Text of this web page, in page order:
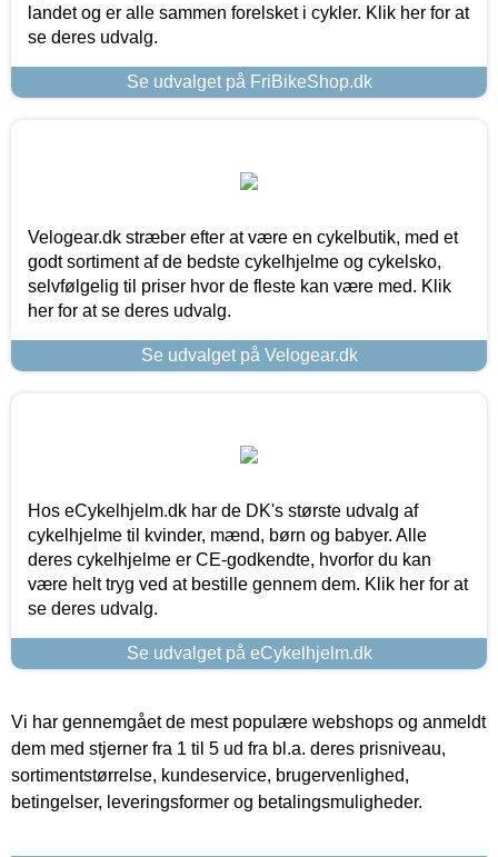
landet og er alle sammen forelsket i cykler. Klik her for at
se deres udvalg.
Se udvalget på FriBikeShop.dk
Velogear.dk stræber efter at være en cykelbutik, med et
godt sortiment af de bedste cykelhjelme og cykelsko,
selvfølgelig til priser hvor de fleste kan være med. Klik
her for at se deres udvalg.
Se udvalget på Velogear.dk
Hos eCykelhjelm.dk har de DK's største udvalg af
cykelhjelme til kvinder, mænd, børn og babyer. Alle
deres cykelhjelme er CE-godkendte, hvorfor du kan
være helt tryg ved at bestille gennem dem. Klik her for at
se deres udvalg.
Se udvalget på eCykelhjelm.dk
Vi har gennemgået de mest populære webshops og anmeldt
dem med stjerner fra 1 til 5 ud fra bl.a. deres prisniveau,
sortimentstørrelse, kundeservice, brugervenlighed,
betingelser, leveringsformer og betalingsmuligheder.